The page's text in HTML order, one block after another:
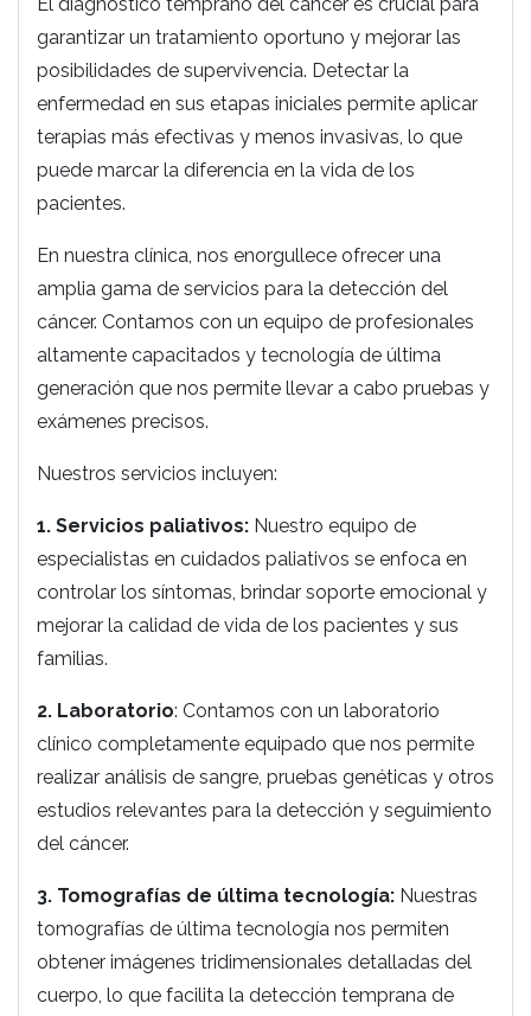
garantizar un tratamiento oportuno y mejorar las
posibilidades de supervivencia. Detectar la
enfermedad en sus etapas iniciales permite aplicar
terapias más efectivas y menos invasivas, lo que
puede marcar la diferencia en la vida de los
pacientes.
En nuestra clínica, nos enorgullece ofrecer una
amplia gama de servicios para la detección del
cáncer. Contamos con un equipo de profesionales
altamente capacitados y tecnología de última
generación que nos permite llevar a cabo pruebas y
exámenes precisos.
Nuestros servicios incluyen:
1. Servicios paliativos: Nuestro equipo de
especialistas en cuidados paliativos se enfoca en
controlar los síntomas, brindar soporte emocional y
mejorar la calidad de vida de los pacientes y sus
familias.
2. Laboratorio: Contamos con un laboratorio
clínico completamente equipado que nos permite
realizar análisis de sangre, pruebas genéticas y otros
estudios relevantes para la detección y seguimiento
del cáncer.
3. Tomografías de última tecnología: Nuestras
tomografías de última tecnología nos permiten
obtener imágenes tridimensionales detalladas del
cuerpo, lo que facilita la detección temprana de